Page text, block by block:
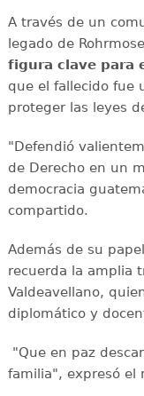
A través de un
legado de
figura clave para
que el fallecido fue
proteger las leyes
"Defendió
de Derecho en un
democracia
compartido.
Además de su
recuerda la amplia
Valdeavellano,
diplomático y
"Que en paz
familia", expresó el